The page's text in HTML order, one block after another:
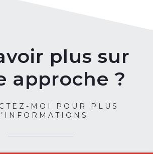
plus sur
approche ?
MOI POUR PLUS